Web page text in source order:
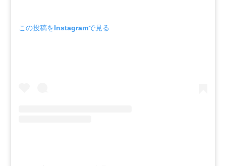
この投稿をInstagramで見る